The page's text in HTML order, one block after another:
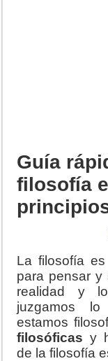
Guía
filosofía
La filosofía
para pensar y
realidad y
juzgamos
estamos
filosóficas y
de la filosofía